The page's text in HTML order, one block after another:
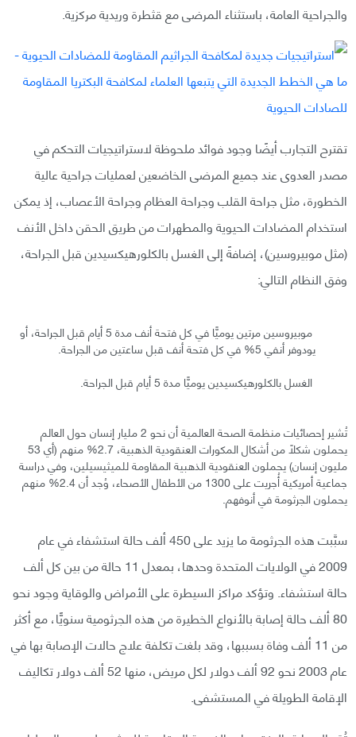
والجراحية العامة، باستثناء المرضى مع قثطرة وريدية مركزية.
تقترح التجارب أيضًا وجود فوائد ملحوظة لاستراتيجيات التحكم في
مصدر العدوى عند جميع المرضى الخاضعين لعمليات جراحية عالية
الخطورة، مثل جراحة القلب وجراحة العظام وجراحة الأعصاب، إذ يمكن
استخدام المضادات الحيوية والمطهرات من طريق الحقن داخل الأنف
(مثل موبيروسين)، إضافةً إلى الغسل بالكلورهيكسيدين قبل الجراحة،
وفق النظام التالي:
موبيروسين مرتين يوميًّا في كل فتحة أنف مدة 5 أيام قبل الجراحة، أو
يودوفر أنفي 5% في كل فتحة أنف قبل ساعتين من الجراحة.
الغسل بالكلورهيكسيدين يوميًّا مدة 5 أيام قبل الجراحة.
تُشير إحصائيات منظمة الصحة العالمية أن نحو 2 مليار إنسان حول العالم
يحملون شكلًا من أشكال المكورات العنقودية الذهبية، 2.7% منهم (أي 53
مليون إنسان) يحملون العنقودية الذهبية المقاومة للميثيسيلين، وفي دراسة
جماعية أمريكية أُجريت على 1300 من الأطفال الأصحاء، وُجد أن 2.4% منهم
يحملون الجرثومة في أنوفهم.
سبَّبت هذه الجرثومة ما يزيد على 450 ألف حالة استشفاء في عام
2009 في الولايات المتحدة وحدها، بمعدل 11 حالة من بين كل ألف
حالة استشفاء. وتؤكد مراكز السيطرة على الأمراض والوقاية وجود نحو
80 ألف حالة إصابة بالأنواع الخطيرة من هذه الجرثومية سنويًّا، مع أكثر
من 11 ألف وفاة بسببها، وقد بلغت تكلفة علاج حالات الإصابة بها في
عام 2003 نحو 92 ألف دولار لكل مريض، منها 52 ألف دولار تكاليف
الإقامة الطويلة في المستشفى.